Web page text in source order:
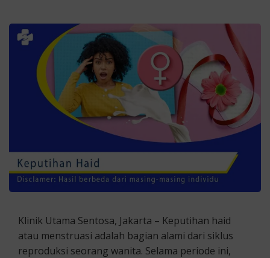
Klinik Utama Sentosa, Jakarta – Keputihan haid
atau menstruasi adalah bagian alami dari siklus
reproduksi seorang wanita. Selama periode ini,